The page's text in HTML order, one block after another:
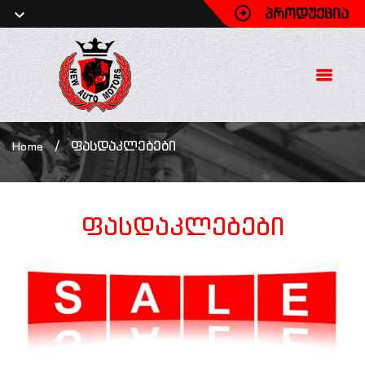
ᲞᲠᲝᲓᲣᲥᲪᲘᲐ
Home / ფასდაკლებები
ფასდაკლებები